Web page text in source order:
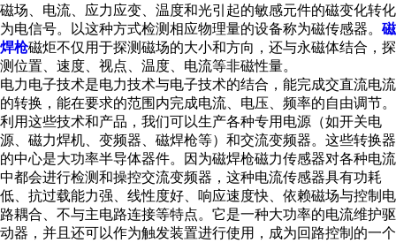
磁场、电流、应力应变、温度和光引起的敏感元件的磁变化转化
为电信号。以这种方式检测相应物理量的设备称为磁传感器。 磁
焊枪磁炬不仅用于探测磁场的大小和方向，还与永磁体结合，探
测位置、速度、视点、温度、电流等非磁性量。
电力电子技术是电力技术与电子技术的结合，能完成交直流电流
的转换，能在要求的范围内完成电流、电压、频率的自由调节。
利用这些技术和产品，我们可以生产各种专用电源（如开关电
源、磁力焊机、变频器、磁焊枪等）和交流变频器。这些转换器
的中心是大功率半导体器件。因为磁焊枪磁力传感器对各种电流
中都会进行检测和操控交流变频器，这种电流传感器具有功耗
低、抗过载能力强、线性度好、响应速度快、依赖磁场与控制电
路耦合、不与主电路连接等特点。它是一种大功率的电流维护驱
动器，并且还可以作为触发装置进行使用，成为回路控制的一个